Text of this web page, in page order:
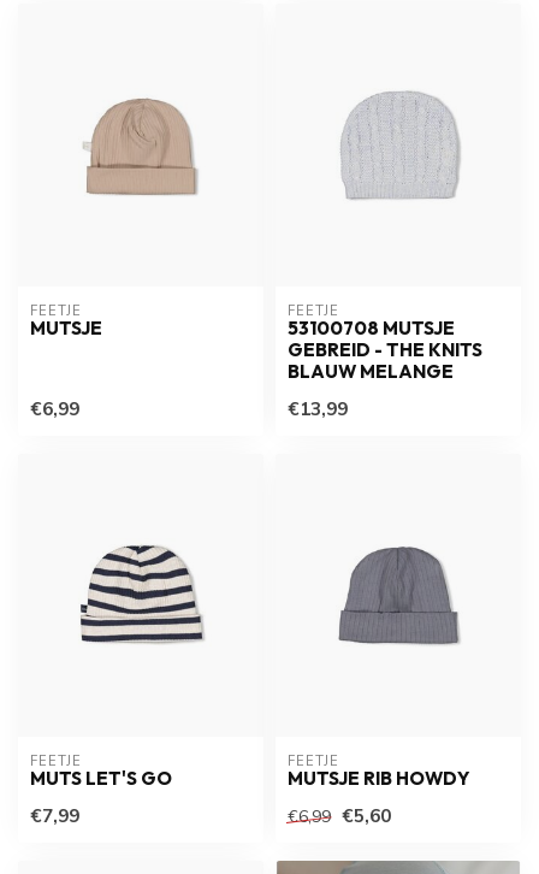
FEETJE
MUTSJE
€6,99
FEETJE
53100708 MUTSJE
GEBREID - THE KNITS
BLAUW MELANGE
€13,99
FEETJE
MUTS LET'S GO
€7,99
FEETJE
MUTSJE RIB HOWDY
€6,99 €5,60